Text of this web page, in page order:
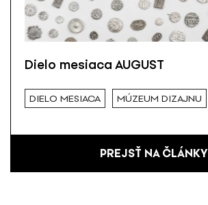
Dielo mesiaca AUGUST
DIELO MESIACA MÚZEUM DIZAJNU
PREJSŤ NA ČLÁNKY